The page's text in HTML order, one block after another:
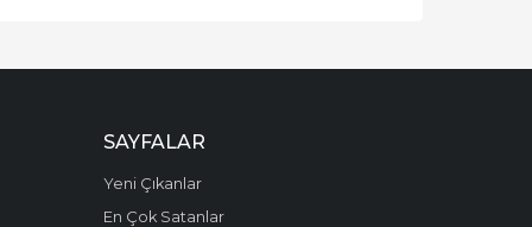
SAYFALAR
Yeni Çıkanlar
En Çok Satanlar